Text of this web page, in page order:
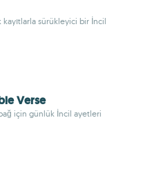
sürükleyici bir İncil
Verse
için günlük İncil ayetleri